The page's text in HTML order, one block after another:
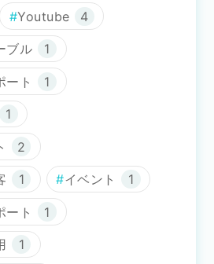
Youtube 4
ブル 1
ート 1
1
2
1 イベント 1
ート 1
1